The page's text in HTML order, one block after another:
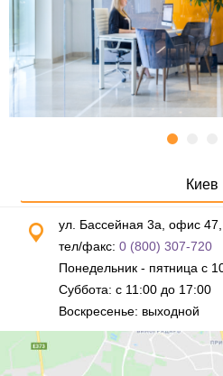
Киев
ул. Бассейная 3а, офис 47,
тел/факс: 0 (800) 307-720
Понедельник - пятница с
Суббота: с 11:00 до 17:00
Воскресенье: выходной